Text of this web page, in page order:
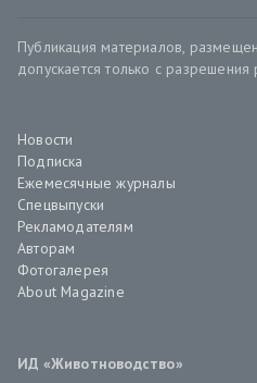
Публикация материалов,
допускается только с разрешения
Новости
Подписка
Ежемесячные журналы
Спецвыпуски
Рекламодателям
Авторам
Фотогалерея
About Magazine
ИД «Животноводство»